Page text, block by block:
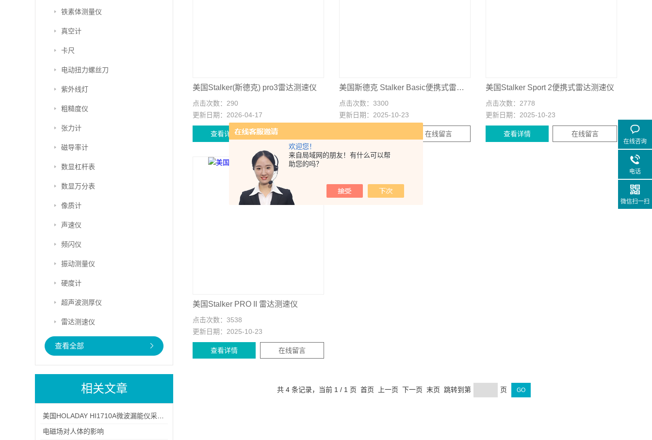
欢迎您！
来自局域网的朋友！有什么可以帮
助您的吗？
铁素体测量仪
真空计
卡尺
电动扭力螺丝刀
紫外线灯
粗糙度仪
张力计
磁导率计
数显杠杆表
数显万分表
像质计
声速仪
频闪仪
振动测量仪
硬度计
超声波测厚仪
雷达测速仪
查看全部
相关文章
电磁场对人体的影响
美国Stalker(斯德克) pro3雷达测速仪
点击次数： 290
更新日期： 2026-04-17
查看详情
美国斯德克 Stalker Basic便携式雷达测速仪
点击次数： 3300
更新日期： 2025-10-23
在线留言
美国Stalker Sport 2便携式雷达测速仪
点击次数： 2778
更新日期： 2025-10-23
查看详情 在线留言
美国Stalker PRO II 雷达测速仪
点击次数： 3538
更新日期： 2025-10-23
查看详情 在线留言
共 4 条记录，当前 1 / 1 页 首页 上一页 下一页 末页 跳转到第 页
在线咨询
电话
微信扫一扫